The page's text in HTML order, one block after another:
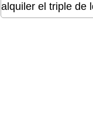
alquiler el triple de